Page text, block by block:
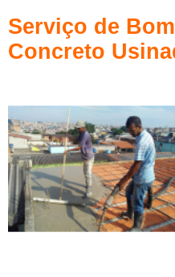
Serviço de
Concreto